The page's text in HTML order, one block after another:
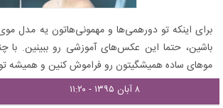
برای اینکه تو دورهمی‌ها و مهمونی‌هاتون یه مدل
باشین، حتما این عکس‌های آموزشی رو ببینین. با
موهای ساده همیشگیتون رو فراموش کنین و همیشه
۸ آبان ۱۳۹۵ - ۱۱:۲۰